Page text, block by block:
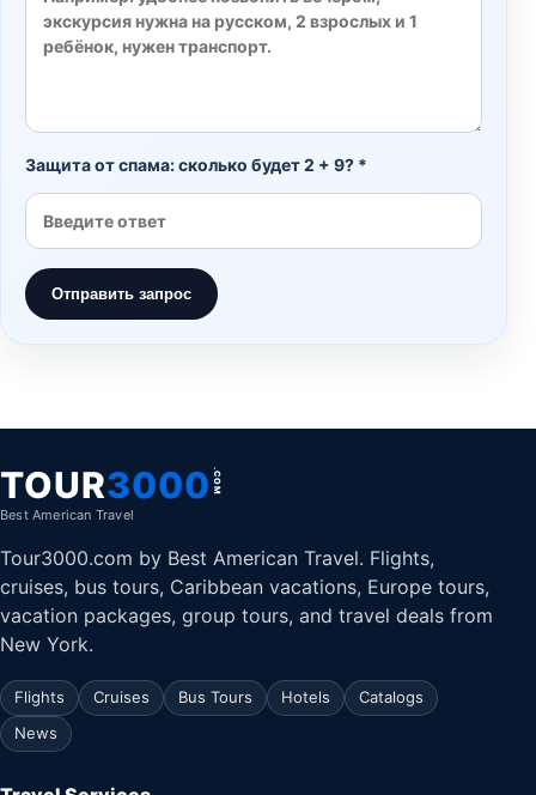
Защита от спама: сколько будет 2 + 9? *
Отправить запрос
TOUR3000 .COM
Best American Travel
Tour3000.com by Best American Travel. Flights,
cruises, bus tours, Caribbean vacations, Europe tours,
vacation packages, group tours, and travel deals from
New York.
Flights Cruises Bus Tours Hotels
Catalogs
News